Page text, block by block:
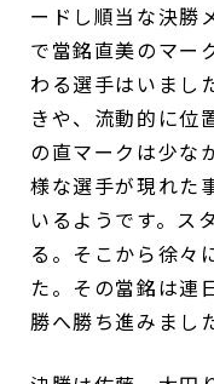
ードし順当な決勝
で當銘直美のマー
わる選手はいまし
きや、流動的に位
の直マークは少な
様な選手が現れた
いるようです。ス
る。そこから徐々
た。その當銘は連
勝へ勝ち進みました